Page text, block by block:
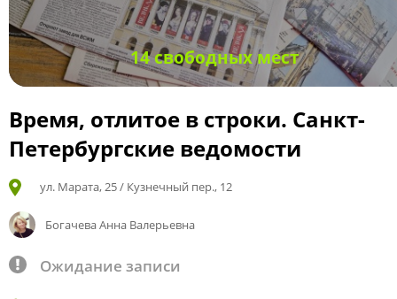
14 свободных мест
Время, отлитое в строки. Санкт-
Петербургские ведомости
ул. Марата, 25 / Кузнечный пер., 12
Богачева Анна Валерьевна
Ожидание записи